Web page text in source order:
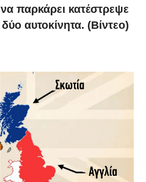
παρκάρει κατέστρεψε
δύο αυτοκίνητα. (Βίντεο)